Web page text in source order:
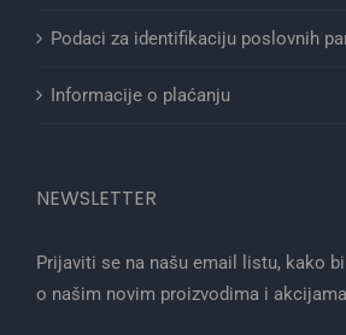
Podaci za identifikaciju poslovnih
Informacije o plaćanju
NEWSLETTER
Prijaviti se na našu email listu, kako
o našim novim proizvodima i